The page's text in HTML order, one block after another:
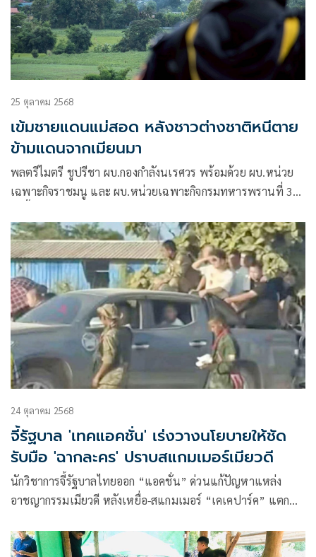
25 ตุลาคม 2568
เข้มชายแดนแม่สอด หลังชาวต่างชาติหนีตาย
ข้ามแดนจากเมียนมา
พลตรีไมตรี ชูปรีชา ผบ.กองกำลังนเรศวร พร้อมด้วย ผบ.หน่วย
เฉพาะกิจราชมนู และ ผบ.หน่วยเฉพาะกิจกรมทหารพรานที่ 35
24 ตุลาคม 2568
จี้รัฐบาล 'เทคแอคชั่น' เร่งวางนโยบายให้ชัด
รับมือ 'ฉากละคร' ปราบสแกมเมอร์เมียวดี
นักวิชาการจี้รัฐบาลไทยออก “แอคชั่น” ด่วนแก้ปัญหาแหล่ง
อาชญากรรมเมียวดี หลังเหยื่อ-สแกมเมอร์ “เคเคปาร์ค” แตก
ยุทธศาสตร์ให้ชัดเจน-เลิกเลี้ยงไข้